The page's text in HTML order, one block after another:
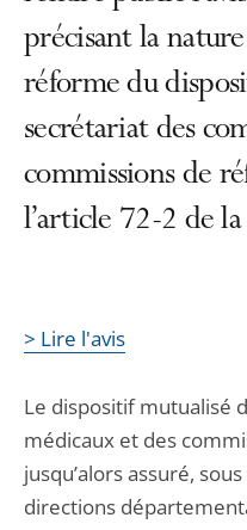
précisant la
réforme du
secrétariat des
commissions de
l’article 72-2 de
> Lire l'avis
Le dispositif mutualisé
médicaux et des
jusqu’alors assuré,
directions